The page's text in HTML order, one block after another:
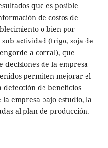
que es posible
de costos de
o bien por
actividad (trigo, soja de
a corral), que
decisiones de la empresa
permiten mejorar el
detección de beneficios
empresa bajo estudio, la
al plan de producción.